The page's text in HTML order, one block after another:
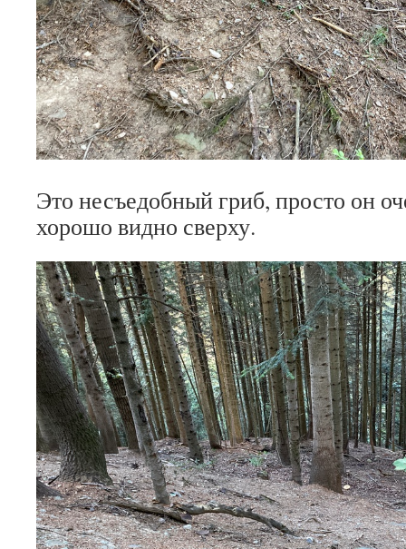
Это несъедобный гриб, просто он
хорошо видно сверху.